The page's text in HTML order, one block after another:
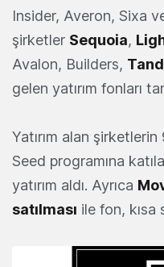
Insider, Averon, Sixa
şirketler Sequoia,
Avalon, Builders,
gelen yatırım fonları
Yatırım alan
Seed programına
yatırım aldı. Ayrıca
satılması ile fon, kısa